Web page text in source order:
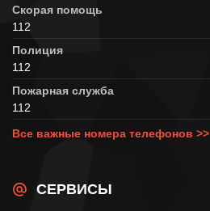
Скорая помощь
112
Полиция
112
Пожарная служба
112
Все важные номера телефонов >>
СЕРВИСЫ